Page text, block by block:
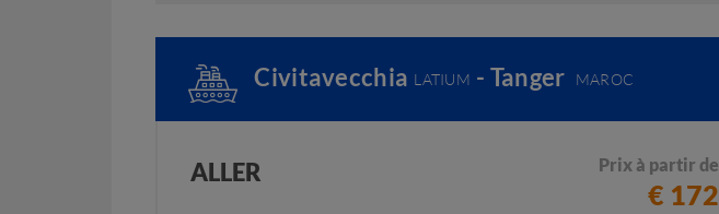
Civitavecchia LATIUM - Tanger MAROC
ALLER Prix à partir de
€ 172